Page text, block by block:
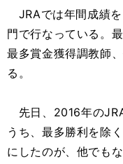
JRAでは年間成績
門で行なっている。
最多賞金獲得調教師
る。
先日、2016年の
うち、最多勝利を除
にしたのが、他でも